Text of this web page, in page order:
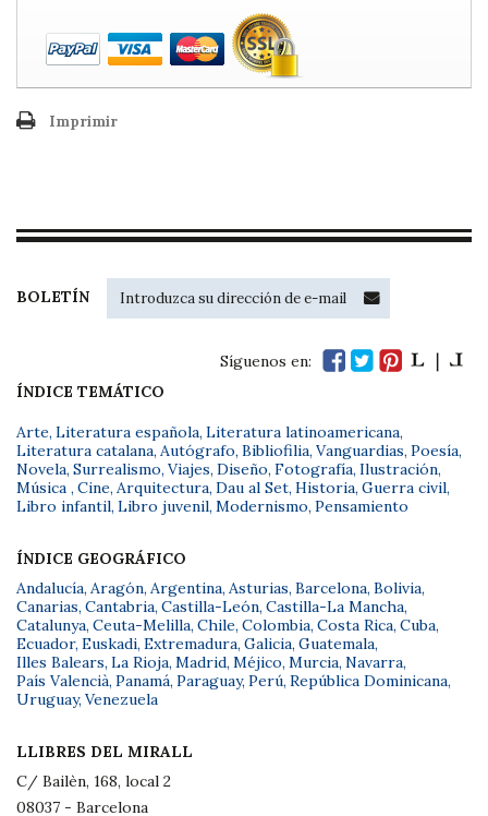
Imprimir
BOLETÍN
Síguenos en:
ÍNDICE TEMÁTICO
Arte, Literatura española, Literatura latinoamericana,
Literatura catalana, Autógrafo, Bibliofilia, Vanguardias, Poesía,
Novela, Surrealismo, Viajes, Diseño, Fotografía, Ilustración,
Música , Cine, Arquitectura, Dau al Set, Historia, Guerra civil,
Libro infantil, Libro juvenil, Modernismo, Pensamiento
ÍNDICE GEOGRÁFICO
Andalucía, Aragón, Argentina, Asturias, Barcelona, Bolivia,
Canarias, Cantabria, Castilla-León, Castilla-La Mancha,
Catalunya, Ceuta-Melilla, Chile, Colombia, Costa Rica, Cuba,
Ecuador, Euskadi, Extremadura, Galicia, Guatemala,
Illes Balears, La Rioja, Madrid, Méjico, Murcia, Navarra,
País Valencià, Panamá, Paraguay, Perú, República Dominicana,
Uruguay, Venezuela
LLIBRES DEL MIRALL
C/ Bailèn, 168, local 2
08037 - Barcelona